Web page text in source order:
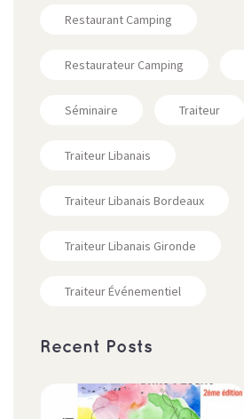
Restaurant Camping
Restaurateur Camping
Séminaire Traiteur
Traiteur Libanais
Traiteur Libanais Bordeaux
Traiteur Libanais Gironde
Traiteur Événementiel
Recent Posts